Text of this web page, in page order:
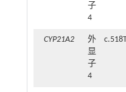
子
4
CYP21A2
外
显
子
4